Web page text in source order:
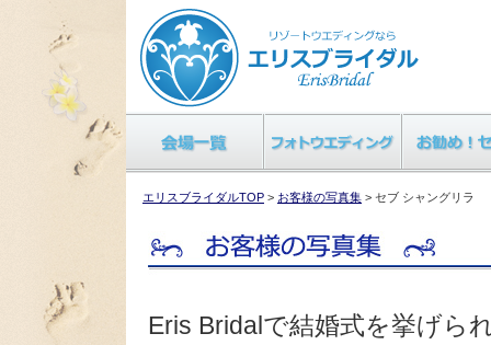
エリスブライダルTOP > お客様の写真集 > セブ シャングリラ
Eris Bridalで結婚式を挙げら